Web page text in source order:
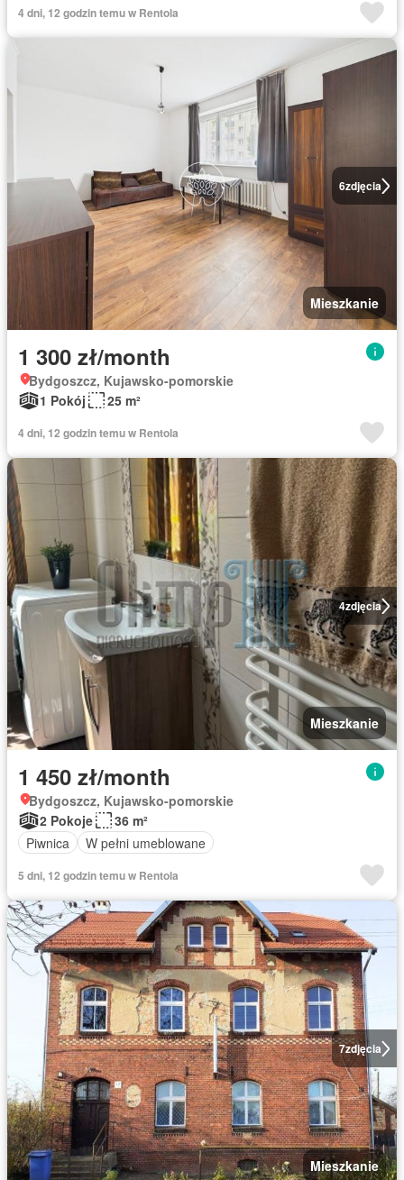
4 dni, 12 godzin temu w Rentola
6zdjęcia
Mieszkanie
1 300 zł/month
Bydgoszcz, Kujawsko-pomorskie
1 Pokój
25 m²
4 dni, 12 godzin temu w Rentola
4zdjęcia
Mieszkanie
1 450 zł/month
Bydgoszcz, Kujawsko-pomorskie
2 Pokoje
36 m²
Piwnica
W pełni umeblowane
5 dni, 12 godzin temu w Rentola
7zdjęcia
Mieszkanie